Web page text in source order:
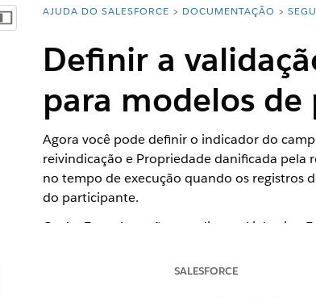
Mostrar índiceVocê está aqui:
AJUDA DO SALESFORCE DOCUMENTAÇÃO
Definir a
para modelos
Agora você pode definir o indicador do
reivindicação e Propriedade danificada pela
no tempo de execução quando os registros
do participante.
Onde:
Essa alteração se aplica ao Lightning
: Com esse aprimoramento, os
SALESFORCE